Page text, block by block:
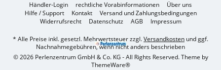
Händler-Login rechtliche Vorabinformationen
Über uns
Hilfe / Support
Kontakt
Versand und Zahlungsbedingungen
Widerrufsrecht
Datenschutz AGB Impressum
* Alle Preise inkl. gesetzl. Mehrwertsteuer zzgl.Versandkosten und ggf.
Nachnahmegebühren, wenn nicht anders beschrieben
© 2026 Perlenzentrum GmbH & Co. KG - All Rights Reserved. Theme by
ThemeWare®